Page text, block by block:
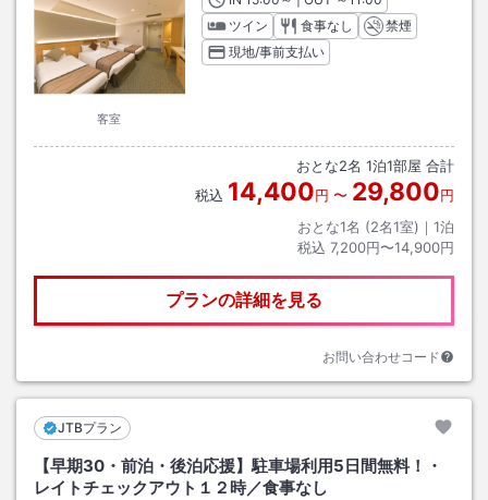
客室
ツイン
食事なし
禁煙
現地/事前支払い
おとな2名 1泊1部屋 合計
税込 14,400円 〜 29,800円
おとな1名 (2名1室)｜ 1泊
税込 7,200円〜14,900円
プランの詳細を見る
お問い合わせコード
JTBプラン
【早期30・前泊・後泊応援】駐車場利用5日間無料！・
レイトチェックアウト１２時／食事なし